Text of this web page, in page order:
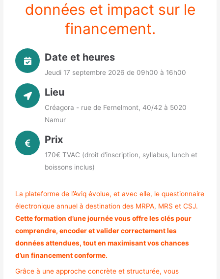
données et impact sur le
financement.
Date et heures
Jeudi 17 septembre 2026 de 09h00 à 16h00
Lieu
Créagora - rue de Fernelmont, 40/42 à 5020
Namur
Prix
170€ TVAC (droit d'inscription, syllabus, lunch et
boissons inclus)
La plateforme de l’Aviq évolue, et avec elle, le questionnaire
électronique annuel à destination des MRPA, MRS et CSJ.
Cette formation d’une journée vous offre les clés pour
comprendre, encoder et valider correctement les
données attendues, tout en maximisant vos chances
d’un financement conforme.
Grâce à une approche concrète et structurée, vous